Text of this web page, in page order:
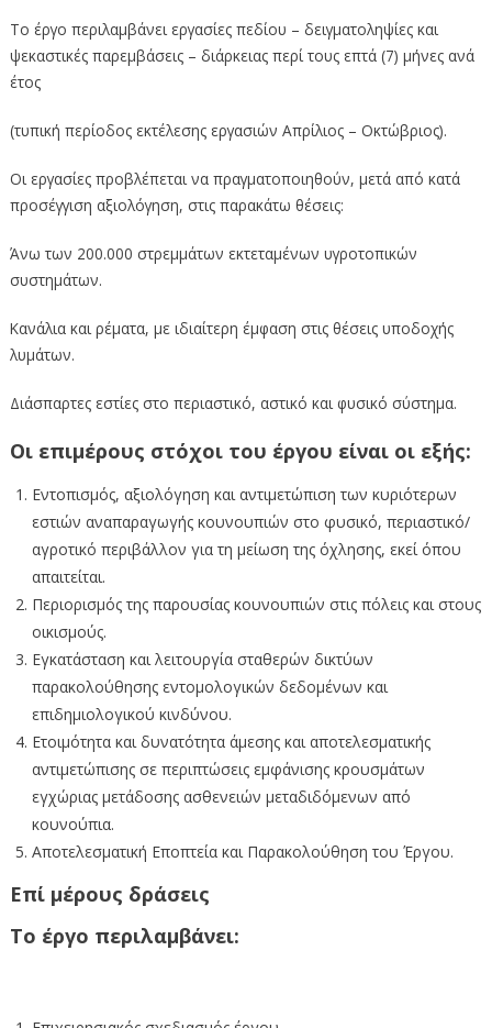
Το έργο περιλαμβάνει εργασίες πεδίου – δειγματοληψίες και
ψεκαστικές παρεμβάσεις – διάρκειας περί τους επτά (7) μήνες ανά
έτος
(τυπική περίοδος εκτέλεσης εργασιών Απρίλιος – Οκτώβριος).
Οι εργασίες προβλέπεται να πραγματοποιηθούν, μετά από κατά
προσέγγιση αξιολόγηση, στις παρακάτω θέσεις:
Άνω των 200.000 στρεμμάτων εκτεταμένων υγροτοπικών
συστημάτων.
Κανάλια και ρέματα, με ιδιαίτερη έμφαση στις θέσεις υποδοχής
λυμάτων.
Διάσπαρτες εστίες στο περιαστικό, αστικό και φυσικό σύστημα.
Οι επιμέρους στόχοι του έργου είναι οι εξής:
Εντοπισμός, αξιολόγηση και αντιμετώπιση των κυριότερων
εστιών αναπαραγωγής κουνουπιών στο φυσικό, περιαστικό/
αγροτικό περιβάλλον για τη μείωση της όχλησης, εκεί όπου
απαιτείται.
Περιορισμός της παρουσίας κουνουπιών στις πόλεις και στους
οικισμούς.
Εγκατάσταση και λειτουργία σταθερών δικτύων
παρακολούθησης εντομολογικών δεδομένων και
επιδημιολογικού κινδύνου.
Ετοιμότητα και δυνατότητα άμεσης και αποτελεσματικής
αντιμετώπισης σε περιπτώσεις εμφάνισης κρουσμάτων
εγχώριας μετάδοσης ασθενειών μεταδιδόμενων από
κουνούπια.
Αποτελεσματική Εποπτεία και Παρακολούθηση του Έργου.
Επί μέρους δράσεις
Το έργο περιλαμβάνει: